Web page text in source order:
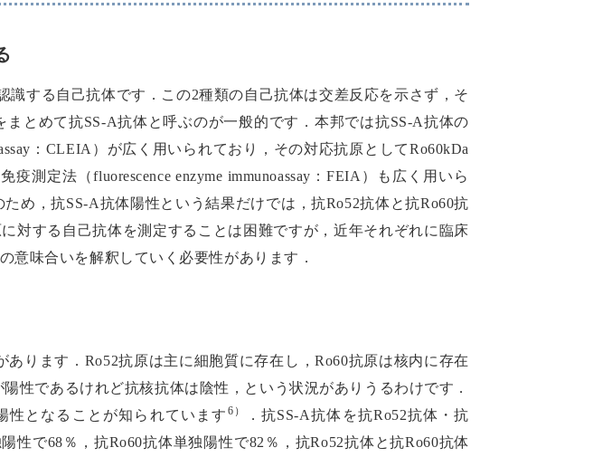
する自己抗体です．この2種類の自己抗体は交差反応を示さず，そ
とめて抗SS-A抗体と呼ぶのが一般的です．本邦では抗SS-A抗体の
：CLEIA）が広く用いられており，その対応抗原としてRo60kDa
測定法（fluorescence enzyme immunoassay：FEIA）も広く用いら
め，抗SS-A抗体陽性という結果だけでは，抗Ro52抗体と抗Ro60抗
対する自己抗体を測定することは困難ですが，近年それぞれに臨床
意味合いを解釈していく必要性があります．
ります．Ro52抗原は主に細胞質に存在し，Ro60抗原は核内に存在
性であるけれど抗核抗体は陰性，という状況がありうるわけです．
性となることが知られています 6）
．抗SS-A抗体を抗Ro52抗体・抗
性で68％，抗Ro60抗体単独陽性で82％，抗Ro52抗体と抗Ro60抗体